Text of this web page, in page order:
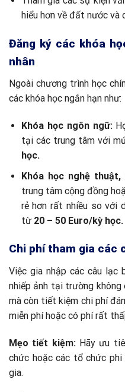
hiểu hơn về đất nước và
Đăng ký các khóa
nhân
Ngoài chương trình học
các khóa học ngắn hạn như:
Khóa học ngôn ngữ:
tại các trung tâm với
học.
Khóa học nghệ thuật,
trung tâm cộng đồng
rẻ hơn rất nhiều so với
từ 20 – 50 Euro/kỳ học.
Chi phí tham gia các
Việc gia nhập các câu lạc
nhiếp ảnh tại trường
mà còn tiết kiệm chi phí
miễn phí hoặc có phí rất
Mẹo tiết kiệm:Hãy ưu
chức hoặc các tổ chức
gia.